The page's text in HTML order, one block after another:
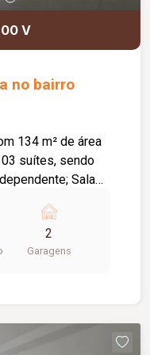
V
no bairro
134 m² de área
Sala
Cozinha ampla e
espaço para
Despensa; 02
Family Club
Academia;
2
Garagens